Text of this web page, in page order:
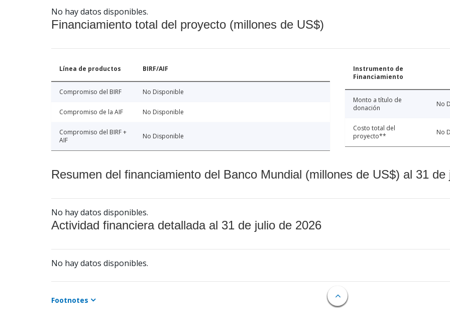
No hay datos disponibles.
Financiamiento total del proyecto (millones de US$)
Línea de productos BIRF/AIF
Compromiso del BIRF No Disponible
Compromiso de la AIF No Disponible
Compromiso del BIRF +
AIF
No Disponible
Instrumento de
Financiamiento
Monto a título de
donación
No
Costo total del
proyecto**
No
Resumen del financiamiento del Banco Mundial (millones de US$) al 31 de
No hay datos disponibles.
Actividad financiera detallada al 31 de julio de 2026
No hay datos disponibles.
Footnotes